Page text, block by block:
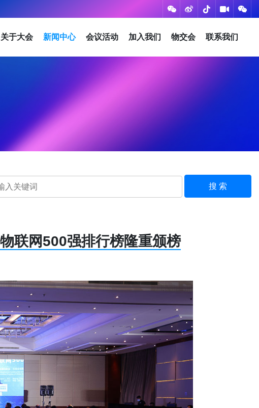
关于大会 新闻中心 会议活动 加入我们 物交会 联系我们
搜 索
联网500强排行榜隆重颁榜